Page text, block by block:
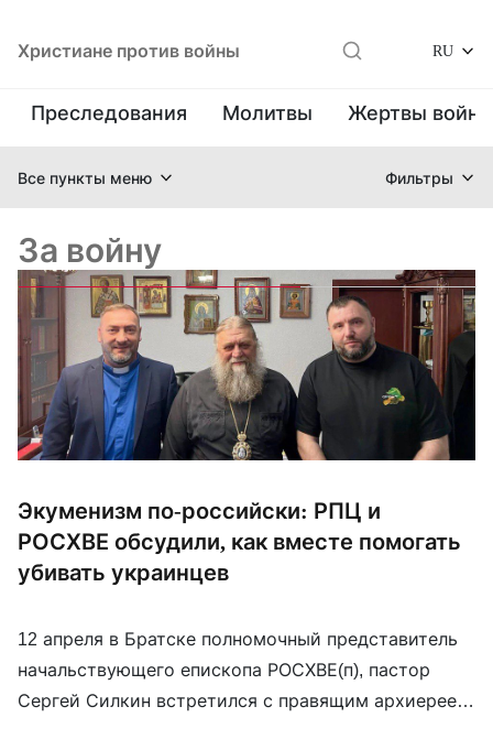
Христиане против войны RU
Преследования Молитвы Жертвы
Все пункты меню Фильтры
За войну
Экуменизм по-российски: РПЦ и
РОСХВЕ обсудили, как вместе помогать
убивать украинцев
12 апреля в Братске полномочный представитель
начальствующего епископа РОСХВЕ(п), пастор
Сергей Силкин встретился с правящим архиереем